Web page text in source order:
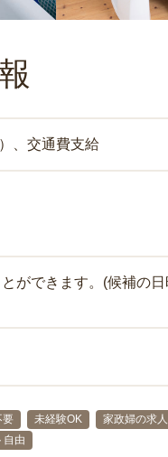
、交通費支給
ができます。(候補の
要 未経験OK 家政婦の求人
自由